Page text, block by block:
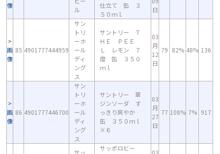
像
ル
仕立て 缶 ３
５０ｍｌ
日
画
像
85 4901777444959
サン
トリ
ーホ
ール
ディ
ング
ス
サントリー Ｔ
ＨＥ ＰＥＥ
Ｌ レモン ７
度 缶 ３５０
ｍｌ
03
月
12
日
79 82% 48% 136
画
像
86 4901777446700
サン
トリ
ーホ
ール
ディ
ング
ス
サントリー 翠
ジンソーダ す
っきり爽やか
缶 ３５０ｍｌ
×６
03
月
27
日
77 108% 7% 917
サッ
サッポロビー
03